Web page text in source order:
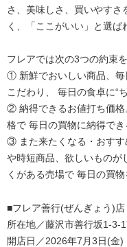
さ、美味しさ、買いやすさ
く、「ここがいい」と選ば
フレアでは次の3つの約束を
① 新鮮でおいしい商品、毎
こだわり、 毎日の食卓に“
② 納得できるお値打ち価格
格で 毎日の買物に納得でき
③ また来たくなる・おすす
や時短商品、欲しいものが
くがある売場で 毎日の買
■フレア善行(ぜんぎょう)店
所在地／藤沢市善行坂1-3-
開店日／2026年7月3日(金)